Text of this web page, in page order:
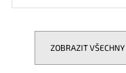
ZOBRAZIT